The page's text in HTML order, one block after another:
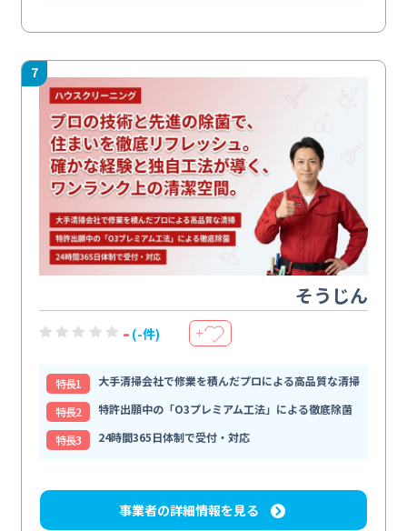
7
そうじん
- (-件) ＋
特⻑1
大手清掃会社で修業を積んだプロによる高品質な清掃
特⻑2
特許出願中の「O3プレミアム工法」による徹底除菌
特⻑3
24時間365日体制で受付・対応
事業者の詳細情報を見る